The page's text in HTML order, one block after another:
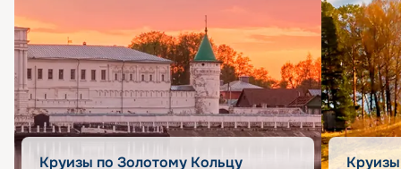
Круизы по Золотому Кольцу